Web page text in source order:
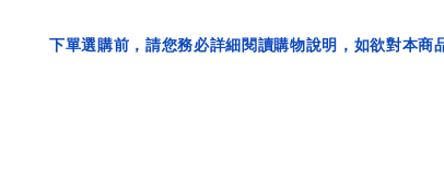
下單選購前，請您務必詳細閱讀購物說明，如欲對本